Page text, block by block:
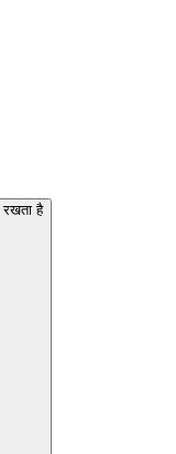
है